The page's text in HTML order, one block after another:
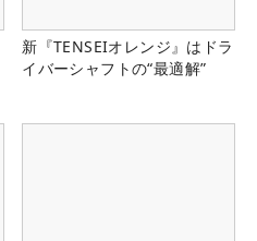
新『TENSEIオレンジ』はドラ
イバーシャフトの“最適解”